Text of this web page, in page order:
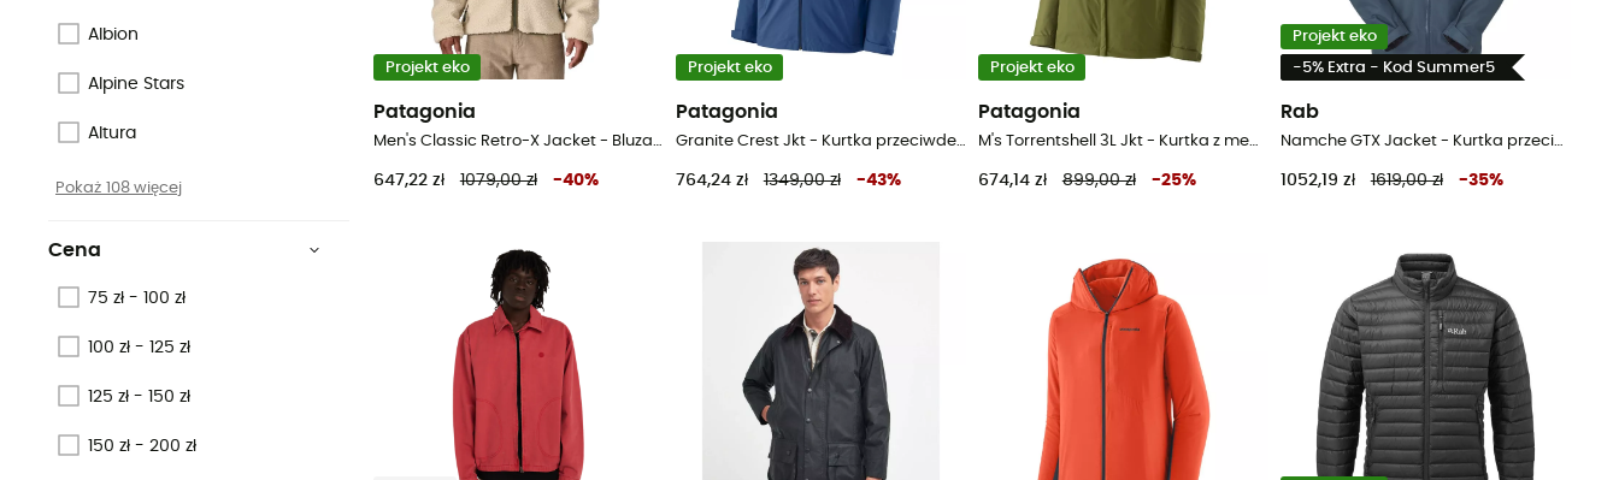
Albion
Alpine Stars
Altura
Pokaż 108 więcej
Cena
75 zł - 100 zł
100 zł - 125 zł
125 zł - 150 zł
150 zł - 200 zł
Projekt eko
Patagonia
Men's Classic Retro-X Jacket - Bluza polarowa meska
647,22 zł 1079,00 zł -40%
Projekt eko
Patagonia
Granite Crest Jkt - Kurtka przeciwdeszczowa meska
764,24 zł 1349,00 zł -43%
Projekt eko
Patagonia
M's Torrentshell 3L Jkt - Kurtka z membraną meska
674,14 zł 899,00 zł -25%
Projekt eko
-5% Extra - Kod Summer5
Rab
Namche GTX Jacket - Kurtka przeciwdeszczowa meska
1052,19 zł 1619,00 zł -35%